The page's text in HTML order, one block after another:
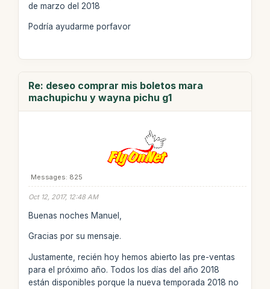
de marzo del 2018
Podría ayudarme porfavor
Re: deseo comprar mis boletos mara
machupichu y wayna pichu g1
Messages: 825
Oct 12, 2017, 12:48 AM
Buenas noches Manuel,
Gracias por su mensaje.
Justamente, recién hoy hemos abierto las pre-ventas
para el próximo año. Todos los días del año 2018
están disponibles porque la nueva temporada 2018 no